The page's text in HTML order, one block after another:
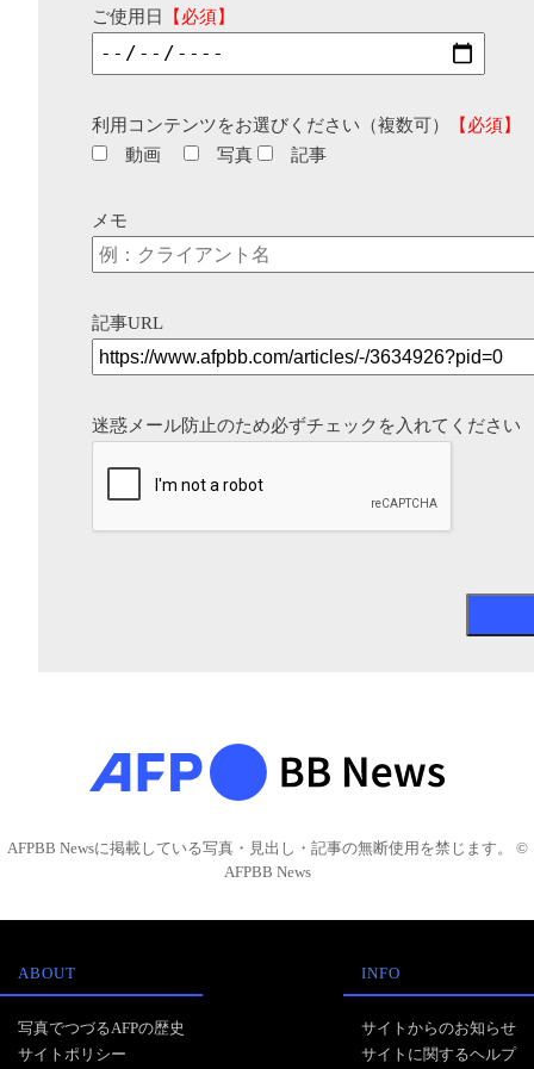
ご使用日 【必須】
利用コンテンツをお選びください（複数可）
【必須】
動画
写真 記事
メモ
記事URL
迷惑メール防止のため必ずチェックを入れてください
AFPBB Newsに掲載している写真・見出し・記事の無断使用を禁じます。 ©
AFPBB News
ABOUT
写真でつづるAFPの歴史
サイトポリシー
INFO
サイトからのお知らせ
サイトに関するヘルプ